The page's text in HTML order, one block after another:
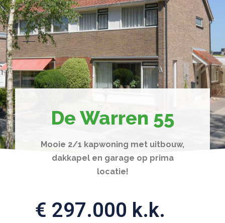
De Warren 55
Mooie 2/1 kapwoning met uitbouw,
dakkapel en garage op prima
locatie!
€ 297.000 k.k.